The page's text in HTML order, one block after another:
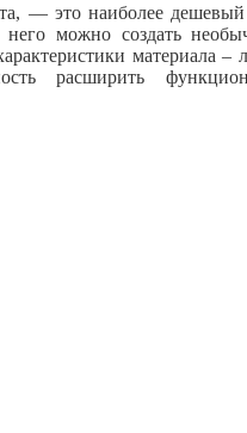
— это наиболее дешевый
можно создать
материала –
расширить